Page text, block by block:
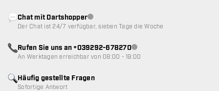
Häufig gestellte Fragen
Sofortige Antwort
Chat mit DartshopperKundenservice nicht verfügbar
Der Chat ist 24/7 verfügbar, sieben Tage die Woche
Rufen Sie uns an +039292-678270Kundenservice nicht
An Werktagen erreichbar von 08:00 - 19:00